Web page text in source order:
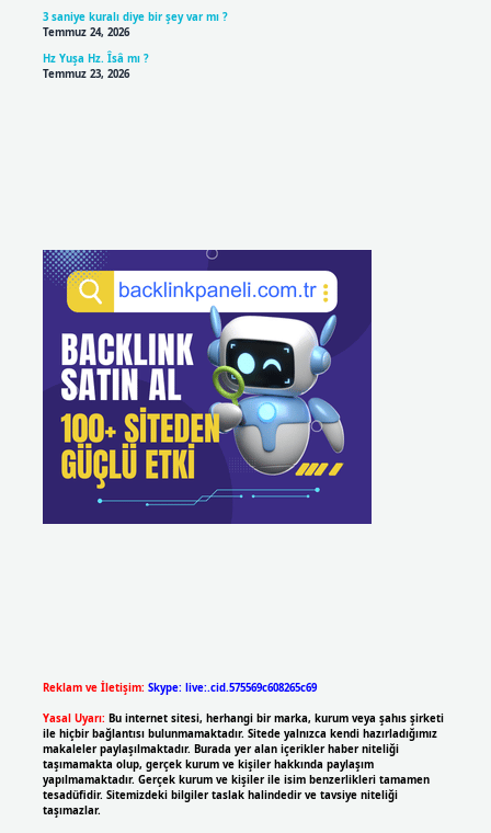
3 saniye kuralı diye bir şey var mı ?
Temmuz 24, 2026
Hz Yuşa Hz. Îsâ mı ?
Temmuz 23, 2026
Reklam ve İletişim: Skype: live:.cid.575569c608265c69
Yasal Uyarı: Bu internet sitesi, herhangi bir marka, kurum veya şahıs şirketi
ile hiçbir bağlantısı bulunmamaktadır. Sitede yalnızca kendi hazırladığımız
makaleler paylaşılmaktadır. Burada yer alan içerikler haber niteliği
taşımamakta olup, gerçek kurum ve kişiler hakkında paylaşım
yapılmamaktadır. Gerçek kurum ve kişiler ile isim benzerlikleri tamamen
tesadüfidir. Sitemizdeki bilgiler taslak halindedir ve tavsiye niteliği
taşımazlar.